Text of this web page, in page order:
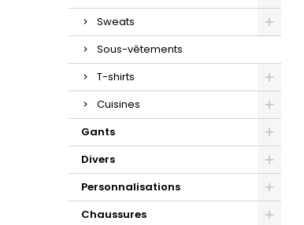
Sweats
Sous-vêtements
T-shirts
Cuisines
Gants
Divers
Personnalisations
Chaussures